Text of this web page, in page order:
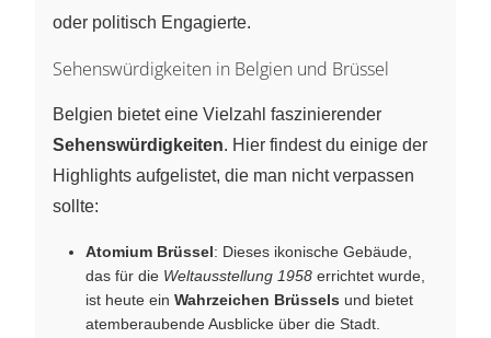
oder politisch Engagierte.
Sehenswürdigkeiten in Belgien und Brüssel
Belgien bietet eine Vielzahl faszinierender
Sehenswürdigkeiten. Hier findest du einige der
Highlights aufgelistet, die man nicht verpassen
sollte:
Atomium Brüssel: Dieses ikonische Gebäude,
das für die Weltausstellung 1958 errichtet wurde,
ist heute ein Wahrzeichen Brüssels und bietet
atemberaubende Ausblicke über die Stadt.